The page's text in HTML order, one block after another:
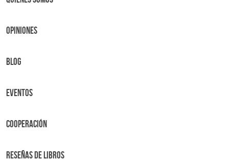
OPINIONES
BLOG
Eventos
Cooperación
Reseñas de libros